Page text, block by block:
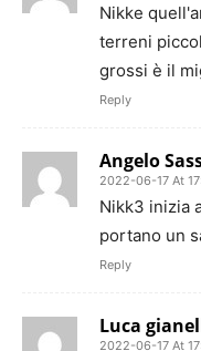
Nikke
terreni
grossi è il
Reply
Angelo
2022-06-17 At
Nikk3 inizia
portano un
Reply
Luca
2022-06-17 At